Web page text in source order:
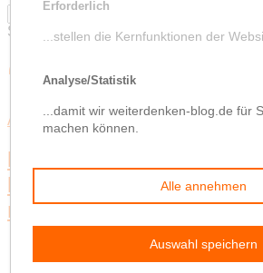
Schlagwort-Suchbegriff
‘Innovation’
Aktuelles aus der Wirtschaft Digital
Im Fußball wie im
Künstliche Intelligenz
menschliche Touch
mbachmann
15. Juli 2024